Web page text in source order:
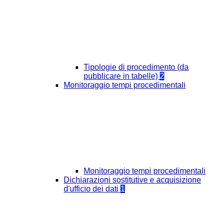
Tipologie di procedimento (da
pubblicare in tabelle) 2
Monitoraggio tempi procedimentali
Monitoraggio tempi procedimentali
Dichiarazioni sostitutive e acquisizione
d'ufficio dei dati 1